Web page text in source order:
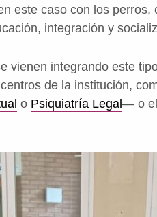
este caso con los
integración y
vienen integrando este
de la institución,
o Psiquiatría Legal — o el